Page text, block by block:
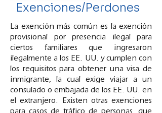
Exenciones/Perdones
La exención más común es la exención
provisional por presencia ilegal para
ciertos familiares que ingresaron
ilegalmente a los EE. UU. y cumplen con
los requisitos para obtener una visa de
inmigrante, la cual exige viajar a un
consulado o embajada de los EE. UU. en
el extranjero. Existen otras exenciones
para casos de tráfico de personas, que